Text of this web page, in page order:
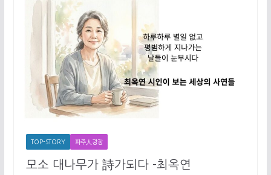
TOP-STORY 파주人광장
모소 대나무가 詩가되다 -최옥연